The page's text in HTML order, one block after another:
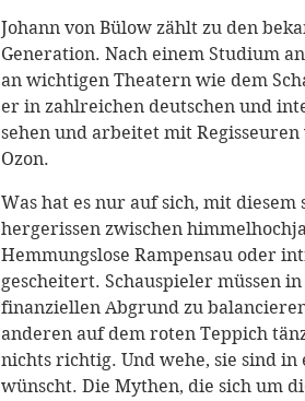
Johann von Bülow zählt zu den
Generation. Nach einem Studium
an wichtigen Theatern wie dem
er in zahlreichen deutschen und
sehen und arbeitet mit
Ozon.
Was hat es nur auf sich, mit
hergerissen zwischen
Hemmungslose Rampensau oder
gescheitert. Schauspieler müssen
finanziellen Abgrund zu
anderen auf dem roten Teppich
nichts richtig. Und wehe, sie sind
wünscht. Die Mythen, die sich um